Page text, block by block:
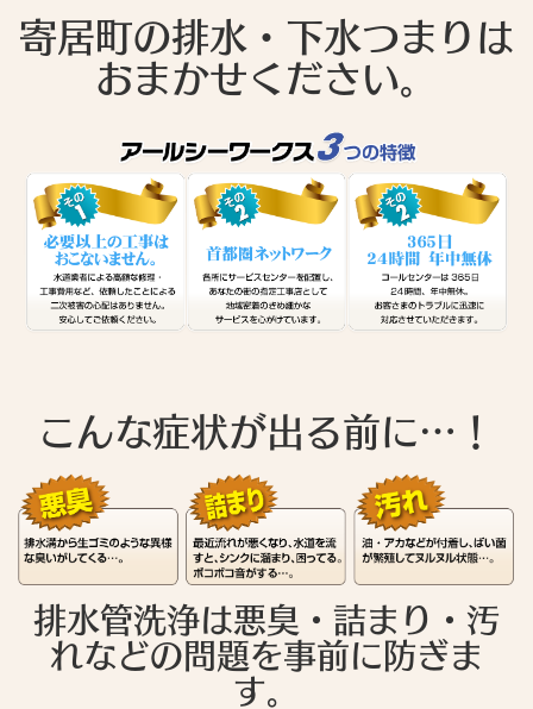
寄居町の排水・下水つまりは
おまかせください。
こんな症状が出る前に…！
排水管洗浄は悪臭・詰まり・汚
れなどの問題を事前に防ぎま
す。